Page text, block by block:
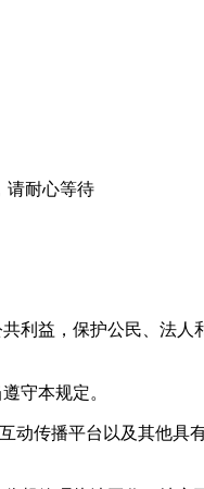
请耐心等待
利益，保护公民、法
守本规定。
动传播平台以及其他